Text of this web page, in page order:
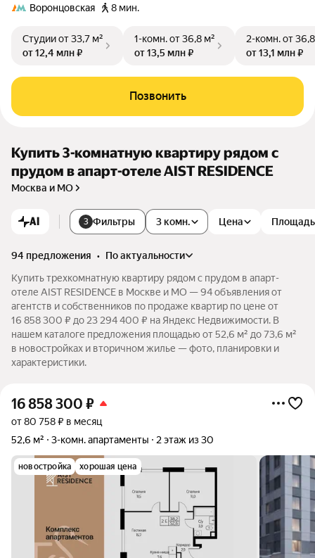
Воронцовская
8 мин.
Студииот 33,7 м²
от 12,4 млн ₽
1-комн.от 36,8 м²
от 13,5 млн ₽
2-комн.от
от 13,1 млн ₽
Позвонить
Купить 3-комнатную квартиру рядом с
прудом в апарт-отеле AIST RESIDENCE
Москва и МО
AI 3 Фильтры 3 комн. Цена Площадь
94 предложения •
по актуальности
Купить трехкомнатную квартиру рядом с прудом в апарт-
отеле AIST RESIDENCE в Москве и МО — 94 объявления от
агентств и собственников по продаже квартир по цене от
16 858 300 ₽ до 23 294 400 ₽ на Яндекс Недвижимости. В
нашем каталоге предложения площадью от 52,6 м² до 73,6 м²
в новостройках и вторичном жилье — фото, планировки и
характеристики.
16 858 300 ₽
от 80 758 ₽ в месяц
52,6 м²
3-комн. апартаменты 2 этаж из 30
новостройка хорошая цена